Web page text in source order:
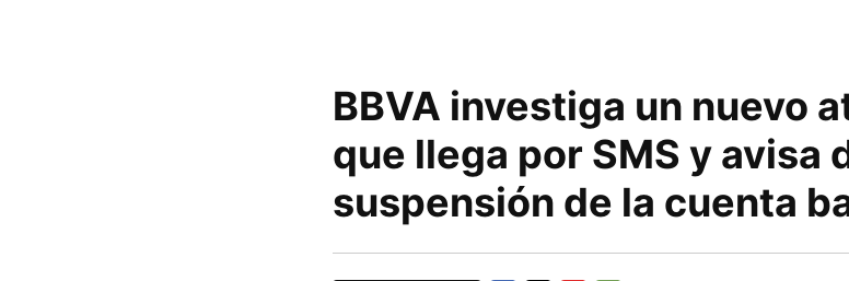
BBVA investiga un nuevo
que llega por SMS y avisa
suspensión de la cuenta